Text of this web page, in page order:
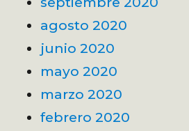
agosto 2020
junio 2020
mayo 2020
marzo 2020
febrero 2020